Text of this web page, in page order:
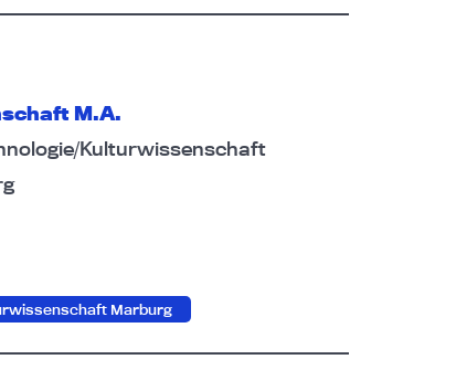
M.A.
Kulturwissenschaft
Marburg